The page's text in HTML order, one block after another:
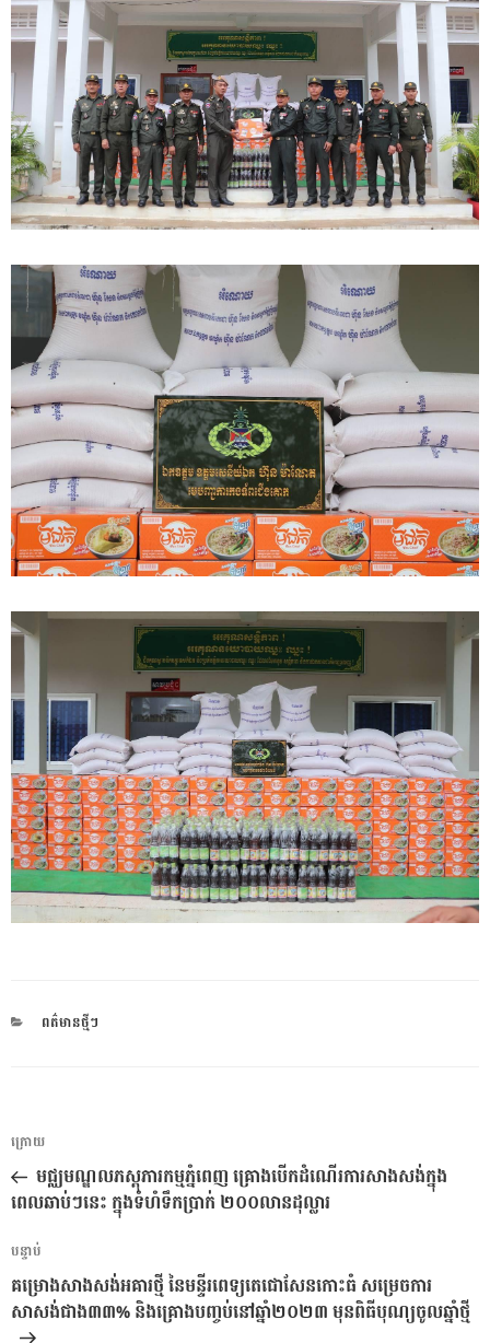
CATEGORIES
ពត៌មានថ្មីៗ
ការ​
នាំទិស​
ប្រកាស
អត្ថបទ
មុន
ក្រោយ
មជ្ឈមណ្ឌលភស្តុភារកម្មភ្នំពេញ គ្រោងបើកដំណើរការសាងសង់ក្នុង
ពេលឆាប់ៗនេះ ក្នុងទំហំទឹកប្រាក់ ២០០លានដុល្លារ
អត្ថបទ
បន្ទាប់
បន្ទាប់
គម្រោងសាងសង់អគារថ្មី នៃមន្ទីរពេទ្យតេជោសែនកោះធំ សម្រេចការ
សាសង់ជាង៣៣% និងគ្រោងបញ្ចប់នៅឆ្នាំ២០២៣ មុនពិធីបុណ្យចូលឆ្នាំថ្មី